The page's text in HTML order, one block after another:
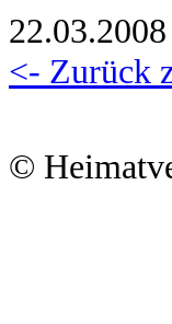
<- Zurück
©